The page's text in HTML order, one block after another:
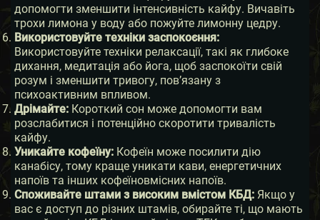
допомогти зменшити інтенсивність кайфу. Вичавіть
трохи лимона у воду або пожуйте лимонну цедру.
Використовуйте техніки заспокоєння:
Використовуйте техніки релаксації, такі як глибоке
дихання, медитація або йога, щоб заспокоїти свій
розум і зменшити тривогу, пов’язану з
психоактивним впливом.
Дрімайте: Короткий сон може допомогти вам
розслабитися і потенційно скоротити тривалість
кайфу.
Уникайте кофеїну: Кофеїн може посилити дію
канабісу, тому краще уникати кави, енергетичних
напоїв та інших кофеїновмісних напоїв.
Споживайте штами з високим вмістом КБД: Якщо у
вас є доступ до різних штамів, обирайте ті, що мають